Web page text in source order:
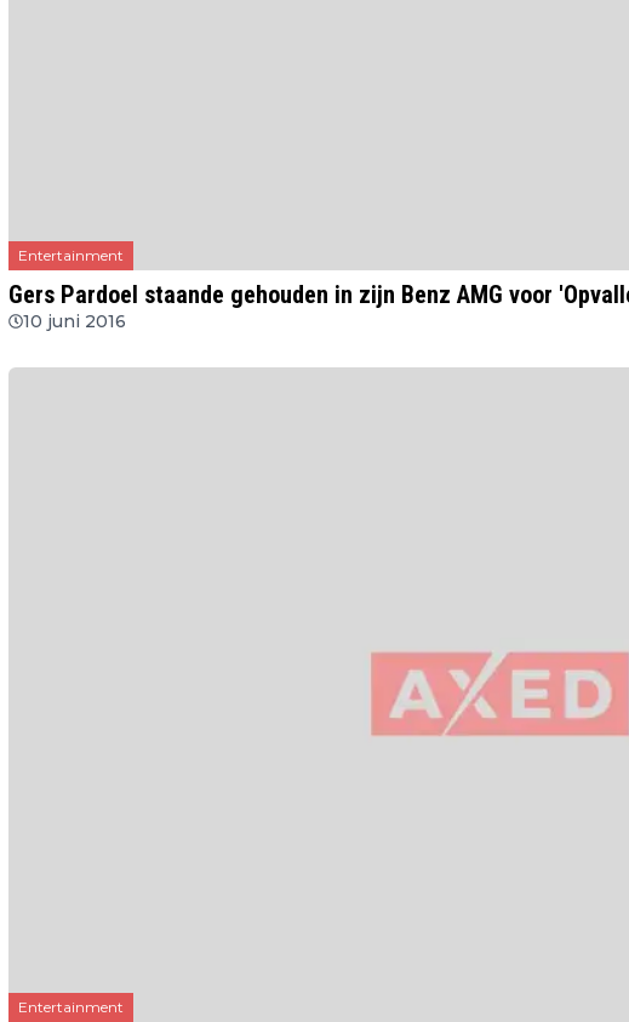
Entertainment
Gers Pardoel staande gehouden in zijn Benz AMG voor
10 juni 2016
Entertainment